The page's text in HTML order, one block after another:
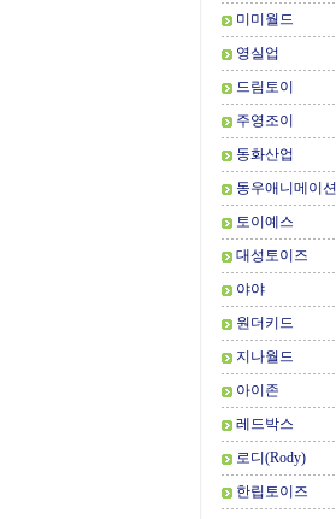
미미월드
영실업
드림토이
주영조이
동화산업
동우애니메이션
토이예스
대성토이즈
야야
원더키드
지나월드
아이존
레드박스
로디(Rody)
한립토이즈